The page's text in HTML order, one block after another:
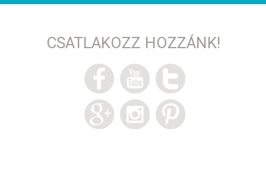
CSATLAKOZZ HOZZÁNK!